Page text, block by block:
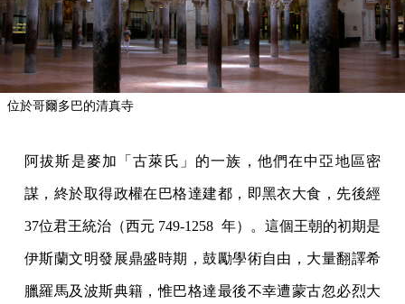
位於哥爾多巴的清真寺
阿拔斯是麥加「古萊氏」的一族，他們在中亞地區密
謀，終於取得政權在巴格達建都，即黑衣大食，先後經
37位君王統治（西元 749-1258 年）。這個王朝的初期是
伊斯蘭文明發展鼎盛時期，鼓勵學術自由，大量翻譯希
臘羅馬及波斯典籍，惟巴格達最後不幸遭蒙古忽必烈大